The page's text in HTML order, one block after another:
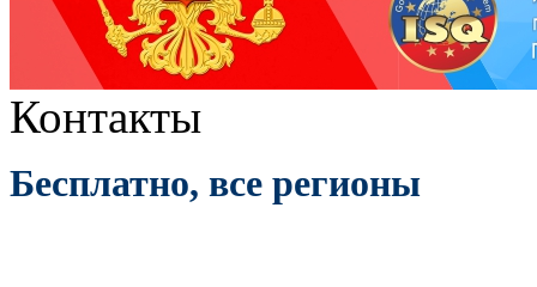
Контакты
Бесплатно, все регионы